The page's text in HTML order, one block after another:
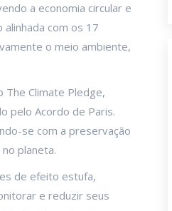
a economia circular e
alinhada com os 17
o meio ambiente,
The Climate Pledge,
pelo Acordo de Paris.
se com a preservação
planeta.
de efeito estufa,
e reduzir seus